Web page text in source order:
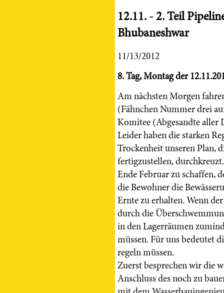
12.11. - 2. Teil
Bhubaneshwar
11/13/2012
8. Tag, Montag der
Am nächsten Morgen
(Fähnchen Nummer drei
Komitee (Abgesandte
Leider haben die starken
Trockenheit unseren Plan,
fertigzustellen,
Ende Februar zu schaffen,
die Bewohner die
Ernte zu erhalten. Wenn
durch die
in den Lagerräumen
müssen. Für uns bedeutet
regeln müssen.
Zuerst besprechen wir die
Anschluss des noch zu